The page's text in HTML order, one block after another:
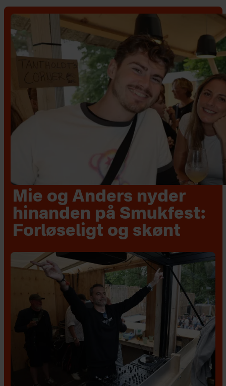
Mie og Anders nyder
hinanden på Smukfest:
Forløseligt og skønt